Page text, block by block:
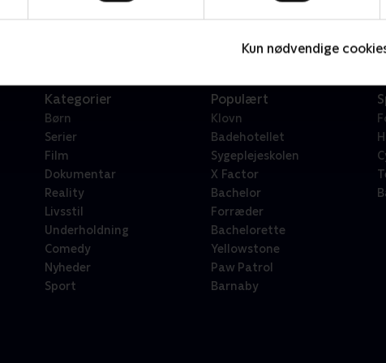
Kun nødvendige
Kategorier
Børn
Serier
Film
Dokumentar
Reality
Livsstil
Underholdning
Comedy
Nyheder
Sport
Populært
Klovn
Badehotellet
Sygeplejeskolen
X Factor
Bachelor
Forræder
Bachelorette
Yellowstone
Paw Patrol
Barnaby